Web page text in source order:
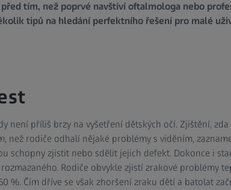
tím, než poprvé navštíví oftalmologa nebo
tipů na hledání perfektního řešení pro malé
není příliš brzy na vyšetření dětských očí. Zjištění,
než rodiče odhalí nějaké problémy s viděním,
schopny zjistit nebo sdělit jejich defekt. Dokonce i
Rodiče obvykle zjistí zrakové problémy
%. Čím dříve se však zhoršení zraku dětí a batolat